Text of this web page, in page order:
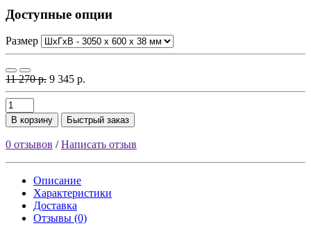
Доступные опции
Размер
11 270 р. 9 345 р.
В корзину Быстрый заказ
0 отзывов /Написать отзыв
Описание
Характеристики
Доставка
Отзывы (0)